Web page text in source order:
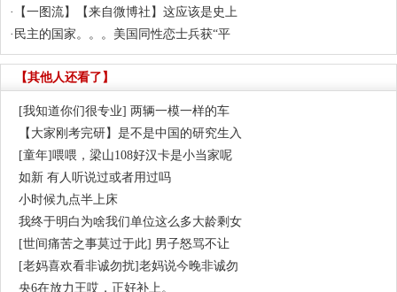
·
【一图流】【来自微博社】这应该是史上
· 民主的国家。。。美国同性恋士兵获“平
【其他人还看了】
[我知道你们很专业] 两辆一模一样的车
【大家刚考完研】是不是中国的研究生入
[童年]喂喂，梁山108好汉卡是小当家呢
如新 有人听说过或者用过吗
小时候九点半上床
我终于明白为啥我们单位这么多大龄剩女
[世间痛苦之事莫过于此] 男子怒骂不让
[老妈喜欢看非诚勿扰]老妈说今晚非诚勿
央6在放力王哎，正好补上。